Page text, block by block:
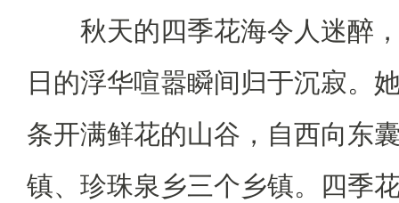
秋天的四季花海令人迷醉，
日的浮华喧嚣瞬间归于沉寂。
条开满鲜花的山谷，自西向东
镇、珍珠泉乡三个乡镇。四季